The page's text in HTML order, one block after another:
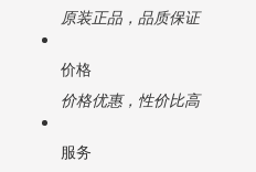
原装正品，品质保证
价格
价格优惠，性价比高
服务